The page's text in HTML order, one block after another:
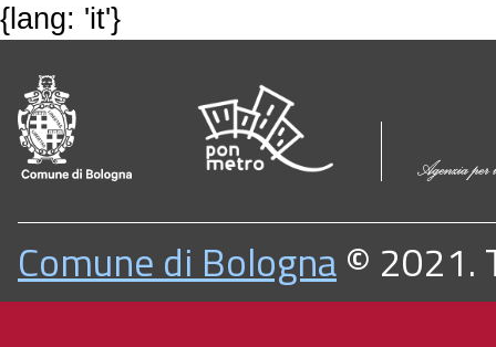
{lang: 'it'}
Comune di Bologna© 2021.